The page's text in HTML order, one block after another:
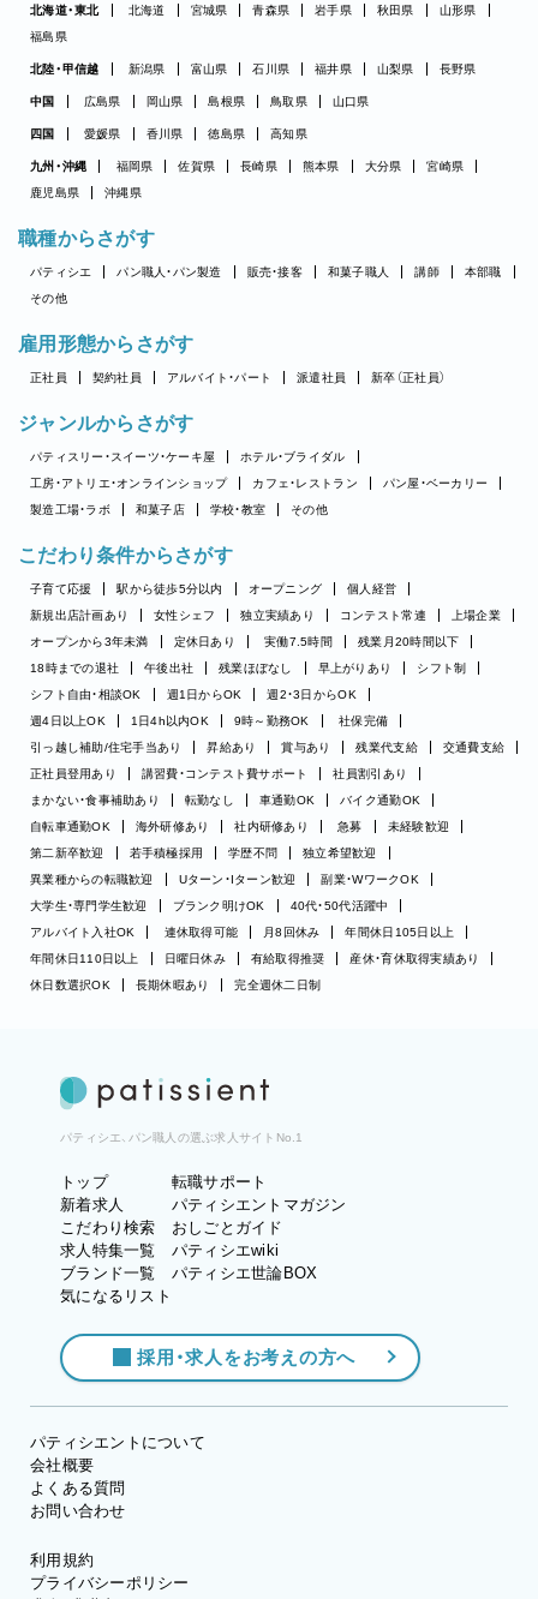
北海道・東北 北海道 宮城県 青森県 岩手県 秋田県
山形県
福島県
北陸・甲信越 新潟県 富山県 石川県 福井県 山梨県 長野県
中国 広島県 岡山県 島根県 鳥取県 山口県
四国 愛媛県 香川県 徳島県 高知県
九州・沖縄 福岡県 佐賀県 長崎県 熊本県 大分県
宮崎県
鹿児島県
沖縄県
職種からさがす
パティシエ パン職人・パン製造 販売・接客 和菓子職人 講師
本部職
その他
雇用形態からさがす
正社員 契約社員 アルバイト・パート 派遣社員 新卒（正社員）
ジャンルからさがす
パティスリー・スイーツ・ケーキ屋
ホテル・ブライダル
工房・アトリエ・オンラインショップ
カフェ・レストラン
パン屋・ベーカリー
製造工場・ラボ
和菓子店 学校・教室 その他
こだわり条件からさがす
子育て応援 駅から徒歩5分以内 オープニング
個人経営
新規出店計画あり
女性シェフ 独立実績あり コンテスト常連
上場企業
オープンから3年未満
定休日あり 実働7.5時間
残業月20時間以下
18時までの退社
午後出社 残業ほぼなし 早上がりあり
シフト制
シフト自由・相談OK
週1日からOK
週2・3日からOK
週4日以上OK
1日4h以内OK 9時～勤務OK
社保完備
引っ越し補助/住宅手当あり
昇給あり 賞与あり 残業代支給
交通費支給
正社員登用あり
講習費・コンテスト費サポート
社員割引あり
まかない・食事補助あり
転勤なし 車通勤OK
バイク通勤OK
自転車通勤OK
海外研修あり 社内研修あり 急募
未経験歓迎
第二新卒歓迎
若手積極採用 学歴不問
独立希望歓迎
異業種からの転職歓迎
Uターン・Iターン歓迎
副業・WワークOK
大学生・専門学生歓迎
ブランク明けOK
40代・50代活躍中
アルバイト入社OK
連休取得可能 月8回休み
年間休日105日以上
年間休日110日以上
日曜日休み 有給取得推奨
産休・育休取得実績あり
休日数選択OK
長期休暇あり 完全週休二日制
パティシエ、パン職人の選ぶ求人サイトNo.1
トップ
新着求人
こだわり検索
求人特集一覧
ブランド一覧
気になるリスト
転職サポート
パティシエントマガジン
おしごとガイド
パティシエwiki
パティシエ世論BOX
採用・求人をお考えの方へ
パティシエントについて
会社概要
よくある質問
お問い合わせ
利用規約
プライバシーポリシー